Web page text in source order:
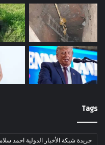
Tags
جريدة شبكة الأخبار الدولية احمد